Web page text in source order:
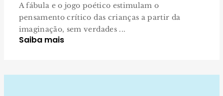
A fábula e o jogo poético estimulam o
pensamento crítico das crianças a partir da
imaginação, sem verdades ...
Saiba mais